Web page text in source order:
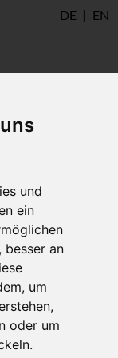
und
ein
besser an
um
oder um
DE EN